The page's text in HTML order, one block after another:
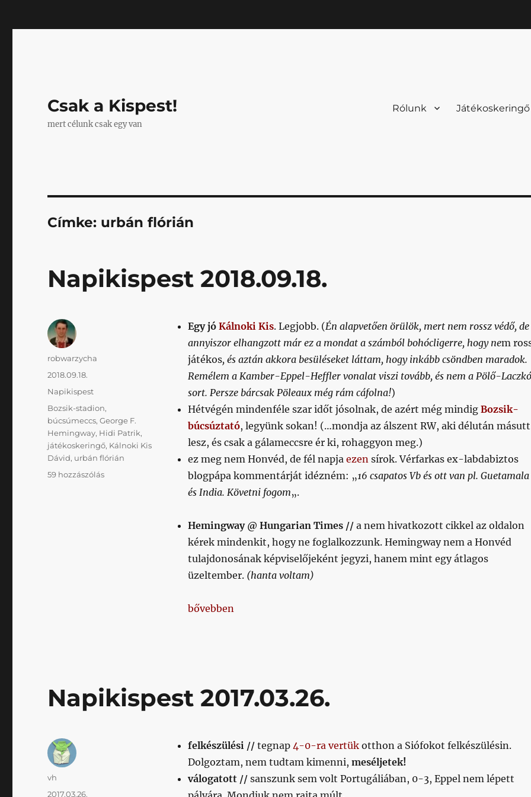
Csak a Kispest!
mert célunk csak egy van
Rólunk Játékoskeringő
Címke: urbán flórián
Napikispest 2018.09.18.
Egy jó Kálnoki Kis. Legjobb. (Én alapvetően örülök, mert nem rossz védő, de
annyiszor elhangzott már ez a mondat a számból bohócligerre, hogy nem
játékos, és aztán akkora besüléseket láttam, hogy inkább csöndben maradok.
Remélem a Kamber-Eppel-Heffler vonalat viszi tovább, és nem a Pölő-Laczkó
sort. Persze bárcsak Pöleaux még rám cáfolna!)
Hétvégén mindenféle szar időt jósolnak, de azért még mindigBozsik-
búcsúztató, legyünk sokan! (…mondja az álszent RW, aki délután másutt
lesz, és csak a gálameccsre ér ki, rohaggyon meg.)
ez meg nem Honvéd, de fél napja ezensírok. Vérfarkas ex-labdabiztos
blogpápa kommentárját idézném: „16 csapatos Vb és ott van pl. Guetamala
és India. Követni fogom„.
Hemingway @ Hungarian Times //a nem hivatkozott cikkel az oldalon
kérek mindenkit, hogy ne foglalkozzunk. Hemingway nem a Honvéd
tulajdonosának képviselőjeként jegyzi, hanem mint egy átlagos
üzeltember. (hanta voltam)
„Napikispest 2018.09.18.”
bővebben
Szerző
robwarzycha
Közzétéve
2018.09.18.
Kategória
Napikispest
Címke
Bozsik-stadion,
búcsúmeccs,George F.
Hemingway, Hidi Patrik,
játékoskeringő, Kálnoki Kis
Dávid, urbán flórián
59 hozzászólásNapikispest
Napikispest 2017.03.26.
felkészülési // tegnap 4-0-ra vertükotthon a Siófokot felkészülésin.
Dolgoztam, nem tudtam kimenni, meséljetek!
válogatott // sanszunk sem volt Portugáliában, 0-3, Eppel nem lépett
Szerző
vh
Közzétéve
2017.03.26.